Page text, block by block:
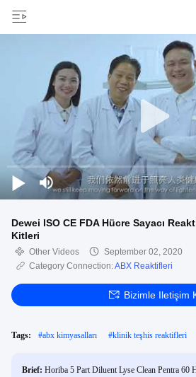
Dewei ISO CE FDA Hücre Sayacı
Kitleri
Other Videos
September 02, 2020
Category Connection:ABX Reaktifleri
Bizimle Iletişim
Tags: #abx kimyasalları #klinik teşhis reaktifleri
Brief: Horiba 5 Part Diluent Lyse Clean Pentra 60